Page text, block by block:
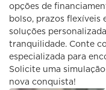
opções de
bolso, prazos flexíveis
soluções
tranquilidade. Conte
especializada para
Solicite uma
nova conquista!